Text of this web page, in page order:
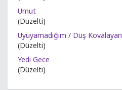
Umut
(Düzelti)
Uyuyamadığım / Düş Kovalayan
(Düzelti)
Yedi Gece
(Düzelti)